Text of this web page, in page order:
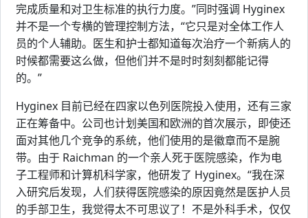
完成质量和对卫生标准的执行力度。”同时强调 Hyginex
并不是一个专横的管理控制方法，“它只是对全体工作人
员的个人辅助。医生和护士都知道每次治疗一个新病人的
时候都需要这么做，但他们并不是时时刻刻都能记得
的。”
Hyginex 目前已经在四家以色列医院投入使用，还有三家
正在筹备中。公司也计划美国和欧洲的首次展示，即使还
面对其他几个竞争的系统，他们使用的是徽章而不是腕
带。由于 Raichman 的一个亲人死于医院感染，作为电
子工程师和计算机科学家，他研发了 Hyginex。“我在深
入研究后发现，人们获得医院感染的原因竟然是医护人员
的手部卫生，我觉得太不可思议了！不是外科手术，仅仅